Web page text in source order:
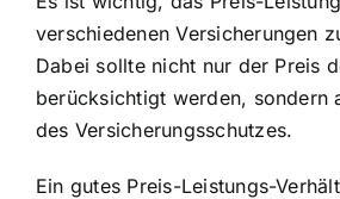
verschiedenen Versicherungen
Dabei sollte nicht nur der Preis
berücksichtigt werden, sondern
des Versicherungsschutzes.
Ein gutes Preis-Leistungs-